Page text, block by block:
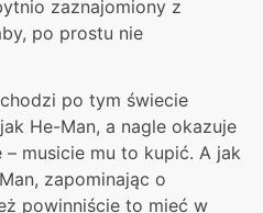
zaznajomiony z
po prostu nie
po tym świecie
He-Man, a nagle okazuje
musicie mu to kupić. A jak
zapominając o
powinniście to mieć w